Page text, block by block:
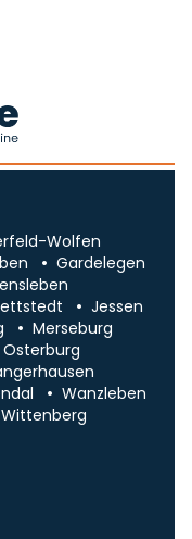
Wolfen
Gardelegen
Jessen
Merseburg
Osterburg
Wanzleben
Wittenberg